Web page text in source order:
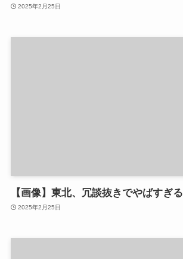
2025年2月25日
【画像】東北、冗談抜きでやばすぎる
2025年2月25日